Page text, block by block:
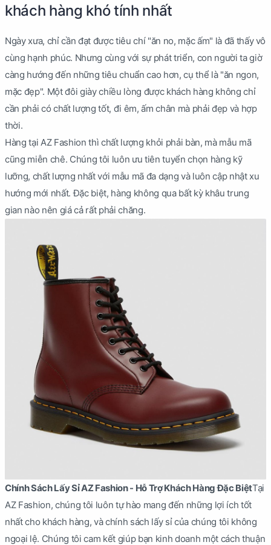
khách hàng khó tính nhất
Ngày xưa, chỉ cần đạt được tiêu chí "ăn no, mặc ấm" là đã thấy vô
cùng hạnh phúc. Nhưng cùng với sự phát triển, con người ta giờ
càng hướng đến những tiêu chuẩn cao hơn, cụ thể là "ăn ngon,
mặc đẹp". Một đôi giày chiều lòng được khách hàng không chỉ
cần phải có chất lượng tốt, đi êm, ấm chân mà phải đẹp và hợp
thời.
Hàng tại AZ Fashion thì chất lượng khỏi phải bàn, mà mẫu mã
cũng miễn chê. Chúng tôi luôn ưu tiên tuyển chọn hàng kỹ
lưỡng, chất lượng nhất với mẫu mã đa dạng và luôn cập nhật xu
hướng mới nhất. Đặc biệt, hàng không qua bất kỳ khâu trung
gian nào nên giá cả rất phải chăng.
Chính Sách Lấy Sỉ AZ Fashion - Hỗ Trợ Khách Hàng Đặc BiệtTại
AZ Fashion, chúng tôi luôn tự hào mang đến những lợi ích tốt
nhất cho khách hàng, và chính sách lấy sỉ của chúng tôi không
ngoại lệ. Chúng tôi cam kết giúp bạn kinh doanh một cách thuận